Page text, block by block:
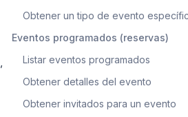
Obtener un tipo de evento
Eventos programados (reservas)
Listar eventos programados
Obtener detalles del evento
Obtener invitados para un evento